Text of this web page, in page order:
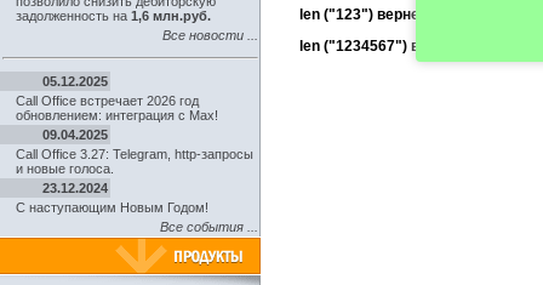
задолженность на 1,6 млн.руб.
Все новости ...
05.12.2025
Call Office встречает 2026 год
обновлением: интеграция с Max!
09.04.2025
Call Office 3.27: Telegram, http-запросы
и новые голоса.
23.12.2024
С наступающим Новым Годом!
Все события ...
len ("123") вернет 3
len ("1234567") вернет 7